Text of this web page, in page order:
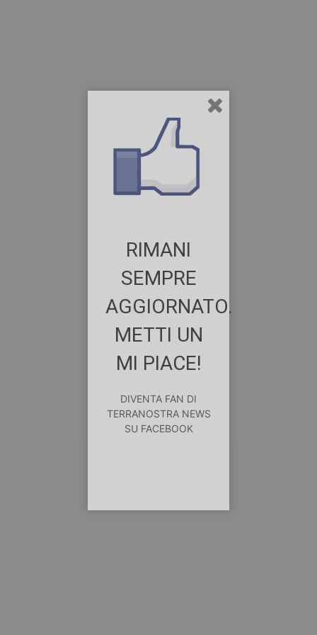
RIMANI
SEMPRE
AGGIORNATO.
METTI UN
MI PIACE!
DIVENTA FAN DI
TERRANOSTRA NEWS
SU FACEBOOK